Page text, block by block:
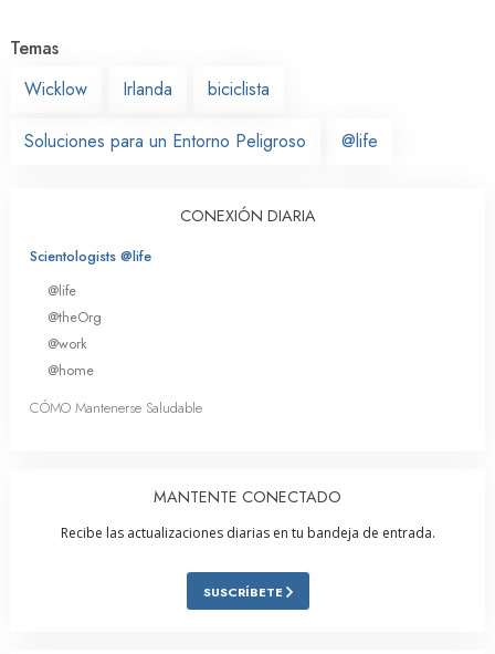
Temas
Wicklow
Irlanda biciclista
Soluciones para un Entorno Peligroso @life
CONEXIÓN DIARIA
Scientologists @life
@life
@theOrg
@work
@home
CÓMO Mantenerse Saludable
MANTENTE CONECTADO
Recibe las actualizaciones diarias en tu bandeja de entrada.
SUSCRÍBETE